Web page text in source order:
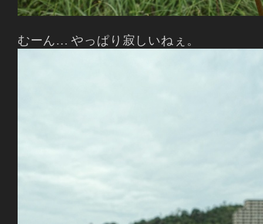
むーん… やっぱり寂しいねぇ。